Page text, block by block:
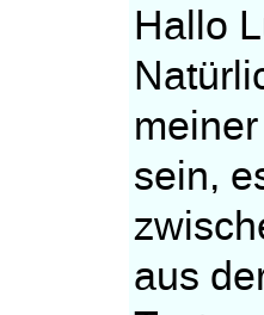
Hallo
sein,
aus